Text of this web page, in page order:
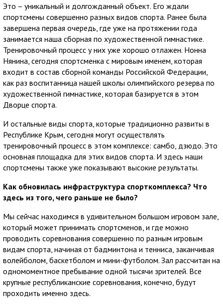
Это – уникальный и долгожданный объект. Его ждали
спортсмены совершенно разных видов спорта. Ранее была
завершена первая очередь, где уже на протяжении года
занимается наша сборная по художественной гимнастике.
Тренировочный процесс у них уже хорошо отлажен. Нонна
Нянина, сегодня спортсменка с мировым именем, которая
входит в состав сборной команды Российской Федерации,
как раз воспитанница нашей школы олимпийского резерва по
художественной гимнастике, которая базируется в этом
Дворце спорта.
И остальные виды спорта, которые традиционно развиты в
Республике Крым, сегодня могут осуществлять
тренировочный процесс в этом комплексе: самбо, дзюдо. Это
основная площадка для этих видов спорта. И здесь наши
спортсмены также уже показывают высокие результаты.
Как обновилась инфраструктура спорткомплекса? Что
здесь из того, чего раньше не было?
Мы сейчас находимся в удивительном большом игровом зале,
который может принимать спортсменов, и где можно
проводить соревнования совершенно по разным игровым
видам спорта, начиная от бадминтона и тенниса, заканчивая
волейболом, баскетболом и мини-футболом. Зал рассчитан на
одномоментное пребывание одной тысячи зрителей. Все
крупные республиканские соревнования, конечно, будут
проходить именно здесь.